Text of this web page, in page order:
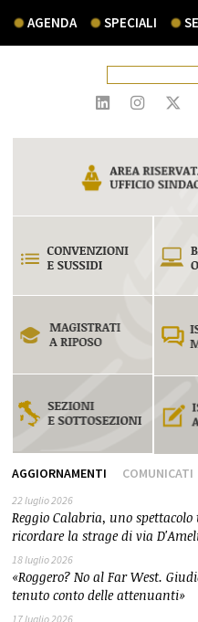
AGENDA SPECIALI
AGGIORNAMENTI COMUNICATI
22 luglio 2026
Reggio Calabria, uno spettacolo
ricordare la strage di via
18 luglio 2026
«Roggero? No al Far West.
tenuto conto delle attenuanti»
17 luglio 2026